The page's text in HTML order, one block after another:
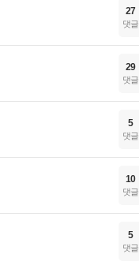
27
댓글
29
댓글
5
댓글
10
댓글
5
댓글